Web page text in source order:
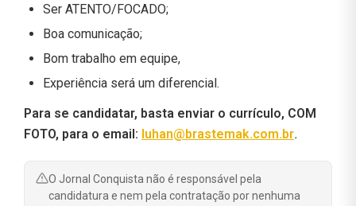
Ser ATENTO/FOCADO;
Boa comunicação;
Bom trabalho em equipe,
Experiência será um diferencial.
Para se candidatar, basta enviar o currículo, COM
FOTO, para o email: luhan@brastemak.com.br.
O Jornal Conquista não é responsável pela
candidatura e nem pela contratação por nenhuma